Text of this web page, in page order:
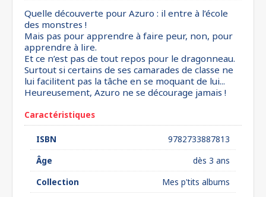
Quelle découverte pour Azuro : il entre à l’école
des monstres !
Mais pas pour apprendre à faire peur, non, pour
apprendre à lire.
Et ce n’est pas de tout repos pour le dragonneau.
Surtout si certains de ses camarades de classe ne
lui facilitent pas la tâche en se moquant de lui...
Heureusement, Azuro ne se décourage jamais !
Caractéristiques
ISBN
9782733887813
Âge
dès 3 ans
Collection
Mes p'tits albums